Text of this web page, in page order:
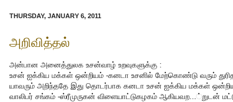
THURSDAY, JANUARY 6, 2011
அறிவித்தல்
அன்பான அனைத்துலக உசன்வாழ் உறவுகளுக்கு :
உசன் ஐக்கிய மக்கள் ஒன்றியம் -கனடா உசனில் மேற்கொண்டு வரும்
யாவரும் அறிந்ததே இது தொடர்பாக கனடா உசன் ஐக்கிய மக்கள்
வாலிபர் சங்கம் -ஸ்ரீமுருகன் விளையாட்டுகழகம் ஆகியவற...்றுடன்